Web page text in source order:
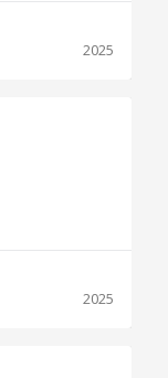
2025
2025